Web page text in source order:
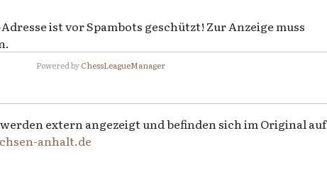
ist vor Spambots geschützt! Zur Anzeige muss
Powered byChessLeagueManager
extern angezeigt und befinden sich im Original auf
anhalt.de